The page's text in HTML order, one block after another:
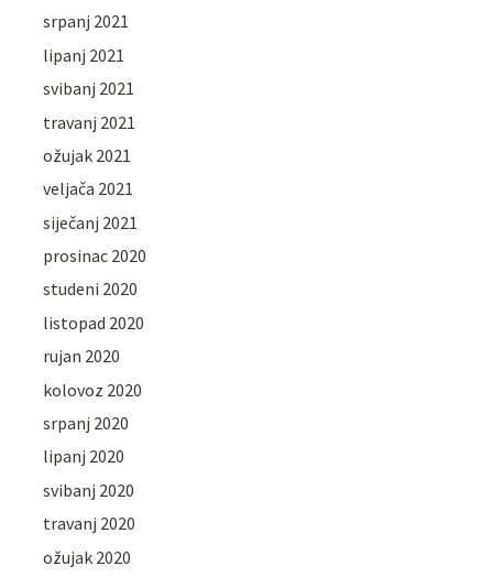
srpanj 2021
lipanj 2021
svibanj 2021
travanj 2021
ožujak 2021
veljača 2021
siječanj 2021
prosinac 2020
studeni 2020
listopad 2020
rujan 2020
kolovoz 2020
srpanj 2020
lipanj 2020
svibanj 2020
travanj 2020
ožujak 2020